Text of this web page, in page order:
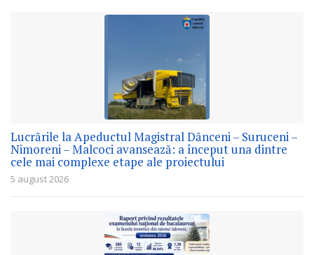
Lucrările la Apeductul Magistral Dănceni – Suruceni –
Nimoreni – Malcoci avansează: a început una dintre
cele mai complexe etape ale proiectului
5 august 2026